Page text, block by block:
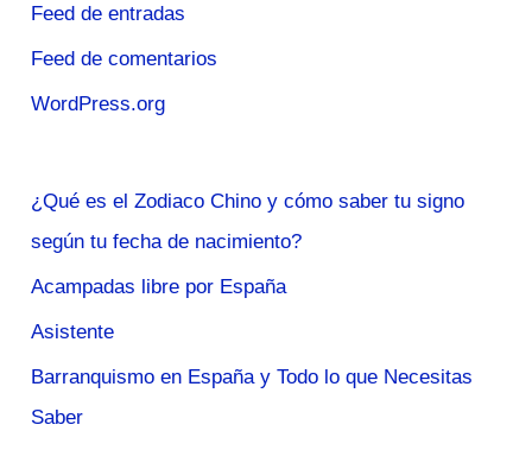
Feed de entradas
Feed de comentarios
WordPress.org
¿Qué es el Zodiaco Chino y cómo saber tu signo
según tu fecha de nacimiento?
Acampadas libre por España
Asistente
Barranquismo en España y Todo lo que Necesitas
Saber